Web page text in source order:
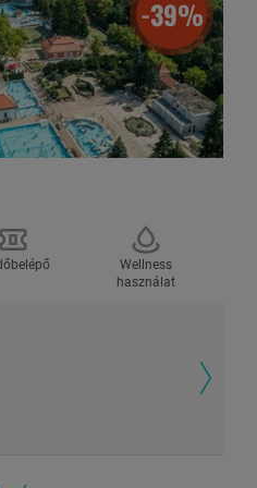
szálláshelyet, és egyeztesd le a
hogy PihiPakk
és ha kérik, diktáld be
vagy mutasd be a digitális
igazold a felhasználást, és
és így szabadon ajándékozható.
arról, mikor és melyik
a tőled kapott pihenést.
(10)
-39%
Wellness
használat